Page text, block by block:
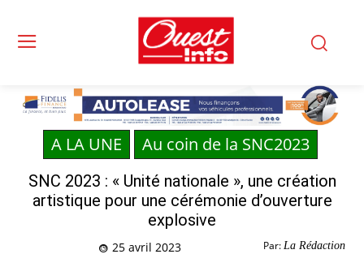
A LA UNE Au coin de la SNC2023
SNC 2023 : « Unité nationale », une création
artistique pour une cérémonie d’ouverture
explosive
Par: La Rédaction
25 avril 2023